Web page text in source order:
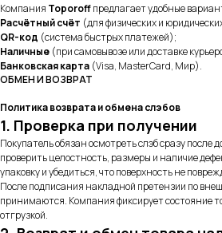
Компания Toporoffпредлагает удобные
Расчётный счёт (для физических и
QR-код (система быстрых платежей);
Наличные (при самовывозе или доставке
Банковская карта (Visa, MasterCard, Мир).
ОБМЕН И ВОЗВРАТ
Политика возврата и обмена слэбов
1. Проверка при получении
Покупатель обязан осмотреть слэб сразу после
проверить целостность, размеры и наличие
упаковку и убедиться, что поверхность не
После подписания накладной претензии по
принимаются. Компания фиксирует состояние
отгрузкой.